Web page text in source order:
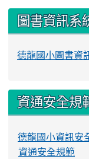
圖書資訊系
德龍國小圖書資
資通安全規
德龍國小資訊安
資通安全規範